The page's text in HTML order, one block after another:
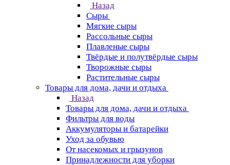
Назад
Сыры
Мягкие сыры
Рассольные сыры
Плавленые сыры
Твёрдые и полутвёрдые сыры
Творожные сыры
Растительные сыры
Товары для дома, дачи и отдыха
Назад
Товары для дома, дачи и отдыха
Фильтры для воды
Аккумуляторы и батарейки
Уход за обувью
От насекомых и грызунов
Принадлежности для уборки